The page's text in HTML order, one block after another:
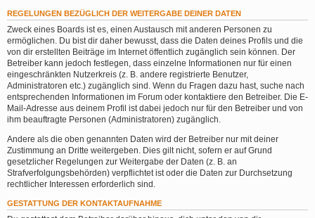
REGELUNGEN BEZÜGLICH DER WEITERGABE DEINER DATEN
Zweck eines Boards ist es, einen Austausch mit anderen Personen zu
ermöglichen. Du bist dir daher bewusst, dass die Daten deines Profils und die
von dir erstellten Beiträge im Internet öffentlich zugänglich sein können. Der
Betreiber kann jedoch festlegen, dass einzelne Informationen nur für einen
eingeschränkten Nutzerkreis (z. B. andere registrierte Benutzer,
Administratoren etc.) zugänglich sind. Wenn du Fragen dazu hast, suche nach
entsprechenden Informationen im Forum oder kontaktiere den Betreiber. Die E-
Mail-Adresse aus deinem Profil ist dabei jedoch nur für den Betreiber und von
ihm beauftragte Personen (Administratoren) zugänglich.
Andere als die oben genannten Daten wird der Betreiber nur mit deiner
Zustimmung an Dritte weitergeben. Dies gilt nicht, sofern er auf Grund
gesetzlicher Regelungen zur Weitergabe der Daten (z. B. an
Strafverfolgungsbehörden) verpflichtet ist oder die Daten zur Durchsetzung
rechtlicher Interessen erforderlich sind.
GESTATTUNG DER KONTAKTAUFNAHME